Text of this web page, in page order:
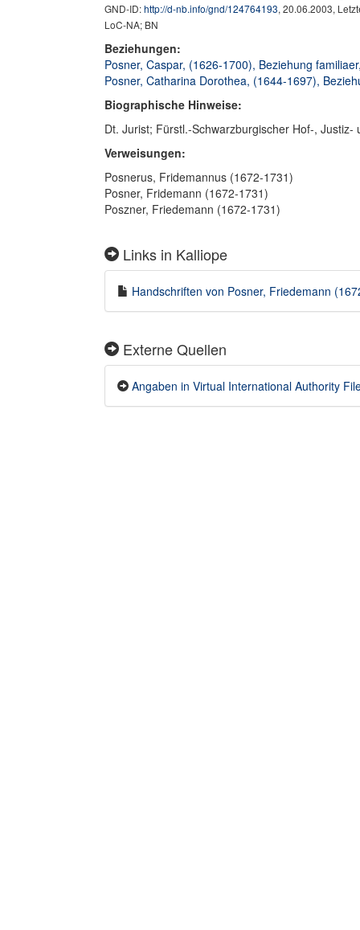
GND-ID:http://d-nb.info/gnd/124764193, 20.06.2003,
LoC-NA; BN
Beziehungen:
Posner, Caspar, (1626-1700), Beziehung
Posner, Catharina Dorothea, (1644-1697),
Biographische Hinweise:
Dt. Jurist; Fürstl.-Schwarzburgischer Hof-,
Verweisungen:
Posnerus, Fridemannus (1672-1731)
Posner, Fridemann (1672-1731)
Poszner, Friedemann (1672-1731)
Links in Kalliope
Handschriften von Posner, Friedemann
Externe Quellen
Angaben in Virtual International Authority